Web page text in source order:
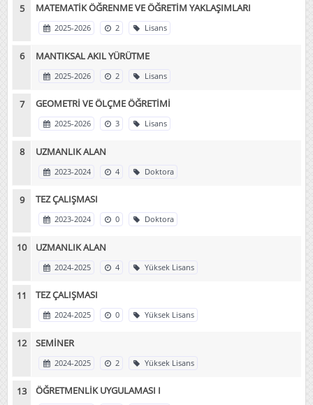
MATEMATİK ÖĞRENME VE ÖĞRETİM YAKLAŞIMLARI
2025-2026 2 Lisans
MANTIKSAL AKIL YÜRÜTME
2025-2026 2 Lisans
GEOMETRİ VE ÖLÇME ÖĞRETİMİ
2025-2026 3 Lisans
UZMANLIK ALAN
2023-2024 4 Doktora
TEZ ÇALIŞMASI
2023-2024 0 Doktora
UZMANLIK ALAN
2024-2025 4 Yüksek Lisans
TEZ ÇALIŞMASI
2024-2025 0 Yüksek Lisans
SEMİNER
2024-2025 2 Yüksek Lisans
ÖĞRETMENLİK UYGULAMASI I